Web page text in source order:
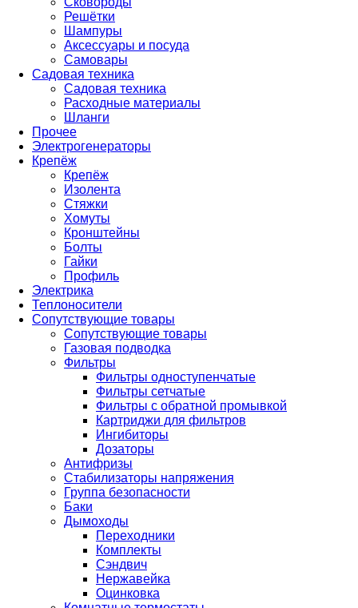
Решётки
Шампуры
Аксессуары и посуда
Самовары
Садовая техника
Садовая техника
Расходные материалы
Шланги
Прочее
Электрогенераторы
Крепёж
Крепёж
Изолента
Стяжки
Хомуты
Кронштейны
Болты
Гайки
Профиль
Электрика
Теплоносители
Сопутствующие товары
Сопутствующие товары
Газовая подводка
Фильтры
Фильтры одноступенчатые
Фильтры сетчатые
Фильтры с обратной промывкой
Картриджи для фильтров
Ингибиторы
Дозаторы
Антифризы
Стабилизаторы напряжения
Группа безопасности
Баки
Дымоходы
Переходники
Комплекты
Сэндвич
Нержавейка
Оцинковка